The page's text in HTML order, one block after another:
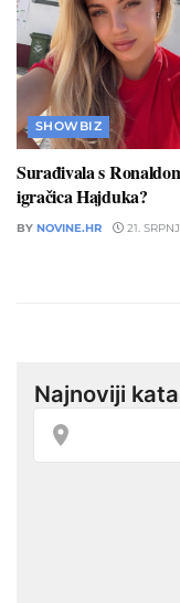
SHOWBIZ
Surađivala s
igračica Hajduka?
BY NOVINE.HR 21.